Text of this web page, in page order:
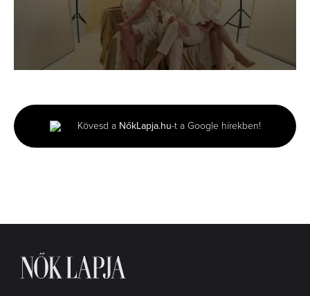
43
seconds
Kövesd a NőkLapja.hu-t a Google hírekben!